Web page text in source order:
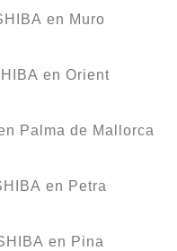
en Muro
en Orient
Palma de Mallorca
en Petra
en Pina